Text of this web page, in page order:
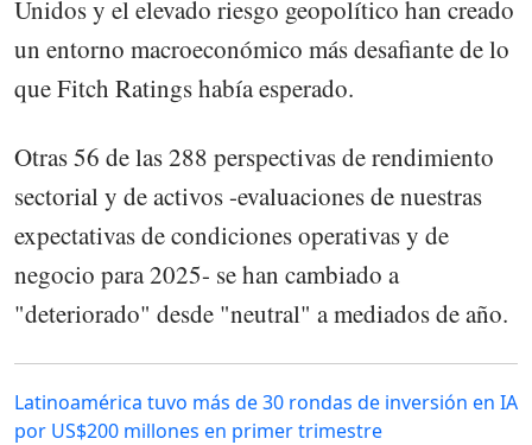
Unidos y el elevado riesgo geopolítico han creado
un entorno macroeconómico más desafiante de lo
que Fitch Ratings había esperado.
Otras 56 de las 288 perspectivas de rendimiento
sectorial y de activos -evaluaciones de nuestras
expectativas de condiciones operativas y de
negocio para 2025- se han cambiado a
"deteriorado" desde "neutral" a mediados de año.
Latinoamérica tuvo más de 30 rondas de inversión en IA
por US$200 millones en primer trimestre